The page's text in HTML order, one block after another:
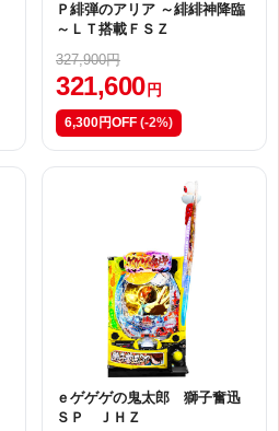
Ｐ緋弾のアリア ～緋緋神降臨
～ＬＴ搭載ＦＳＺ
327,900円
321,600円
6,300円OFF (-2%)
ｅゲゲゲの鬼太郎 獅子奮迅
ＳＰ ＪＨＺ